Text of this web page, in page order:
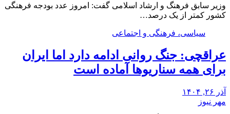
وزیر سابق فرهنگ و ارشاد اسلامی گفت: امروز عدد بودجه فرهنگی
کشور کمتر از یک درصد…
سیاسی، فرهنگی و اجتماعی
عراقچی: جنگ روانی ادامه دارد اما ایران
برای همه سناریوها آماده است
آذر ۲۶, ۱۴۰۴
مهر نیوز